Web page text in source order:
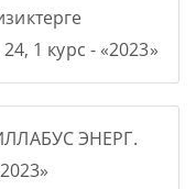
1 курс - «2023»
ЭНЕРГ.